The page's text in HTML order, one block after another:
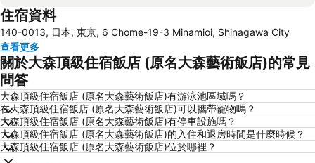
品川站
錦系釘站
橫濱車站
東京迪士尼
新橋站
日本橋站
Haneda Airport International Terminal Station
淺草寺
赤坂站
東京巨蛋城
六本木車站
原宿站
羽田機場 東京國際機場
幕張展覽館
住宿資料
140-0013, 日本, 東京, 6 Chome-19-3 Minamioi, Shinagawa City
查看更多
關於大森頂級住宿飯店 (原名大森藝術飯店)的常見
問答
大森頂級住宿飯店 (原名大森藝術飯店)有游泳池區域嗎？
在大森頂級住宿飯店 (原名大森藝術飯店)可以攜帶寵物嗎？
大森頂級住宿飯店 (原名大森藝術飯店)有停車設施嗎？
大森頂級住宿飯店 (原名大森藝術飯店)的入住和退房時間是什麼時候？
大森頂級住宿飯店 (原名大森藝術飯店)位於哪裡？